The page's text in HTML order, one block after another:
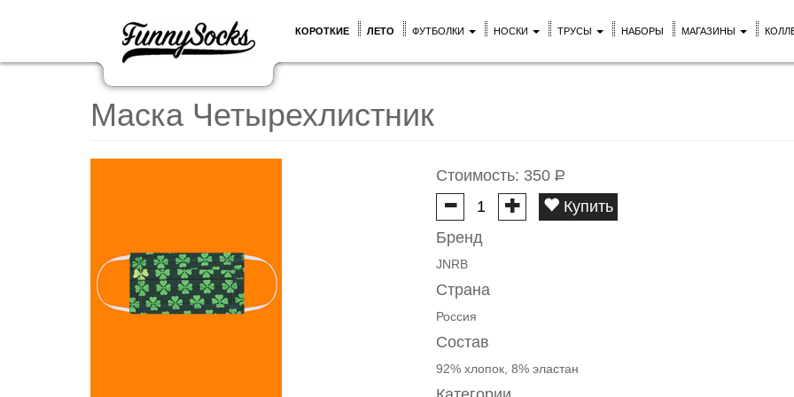
КОРОТКИЕ ЛЕТО ФУТБОЛКИ НОСКИ ТРУСЫ НАБОРЫ МАГАЗИНЫ
Маска Четырехлистник
Стоимость: 350 Р
Купить
Бренд
JNRB
Страна
Россия
Состав
92% хлопок, 8% эластан